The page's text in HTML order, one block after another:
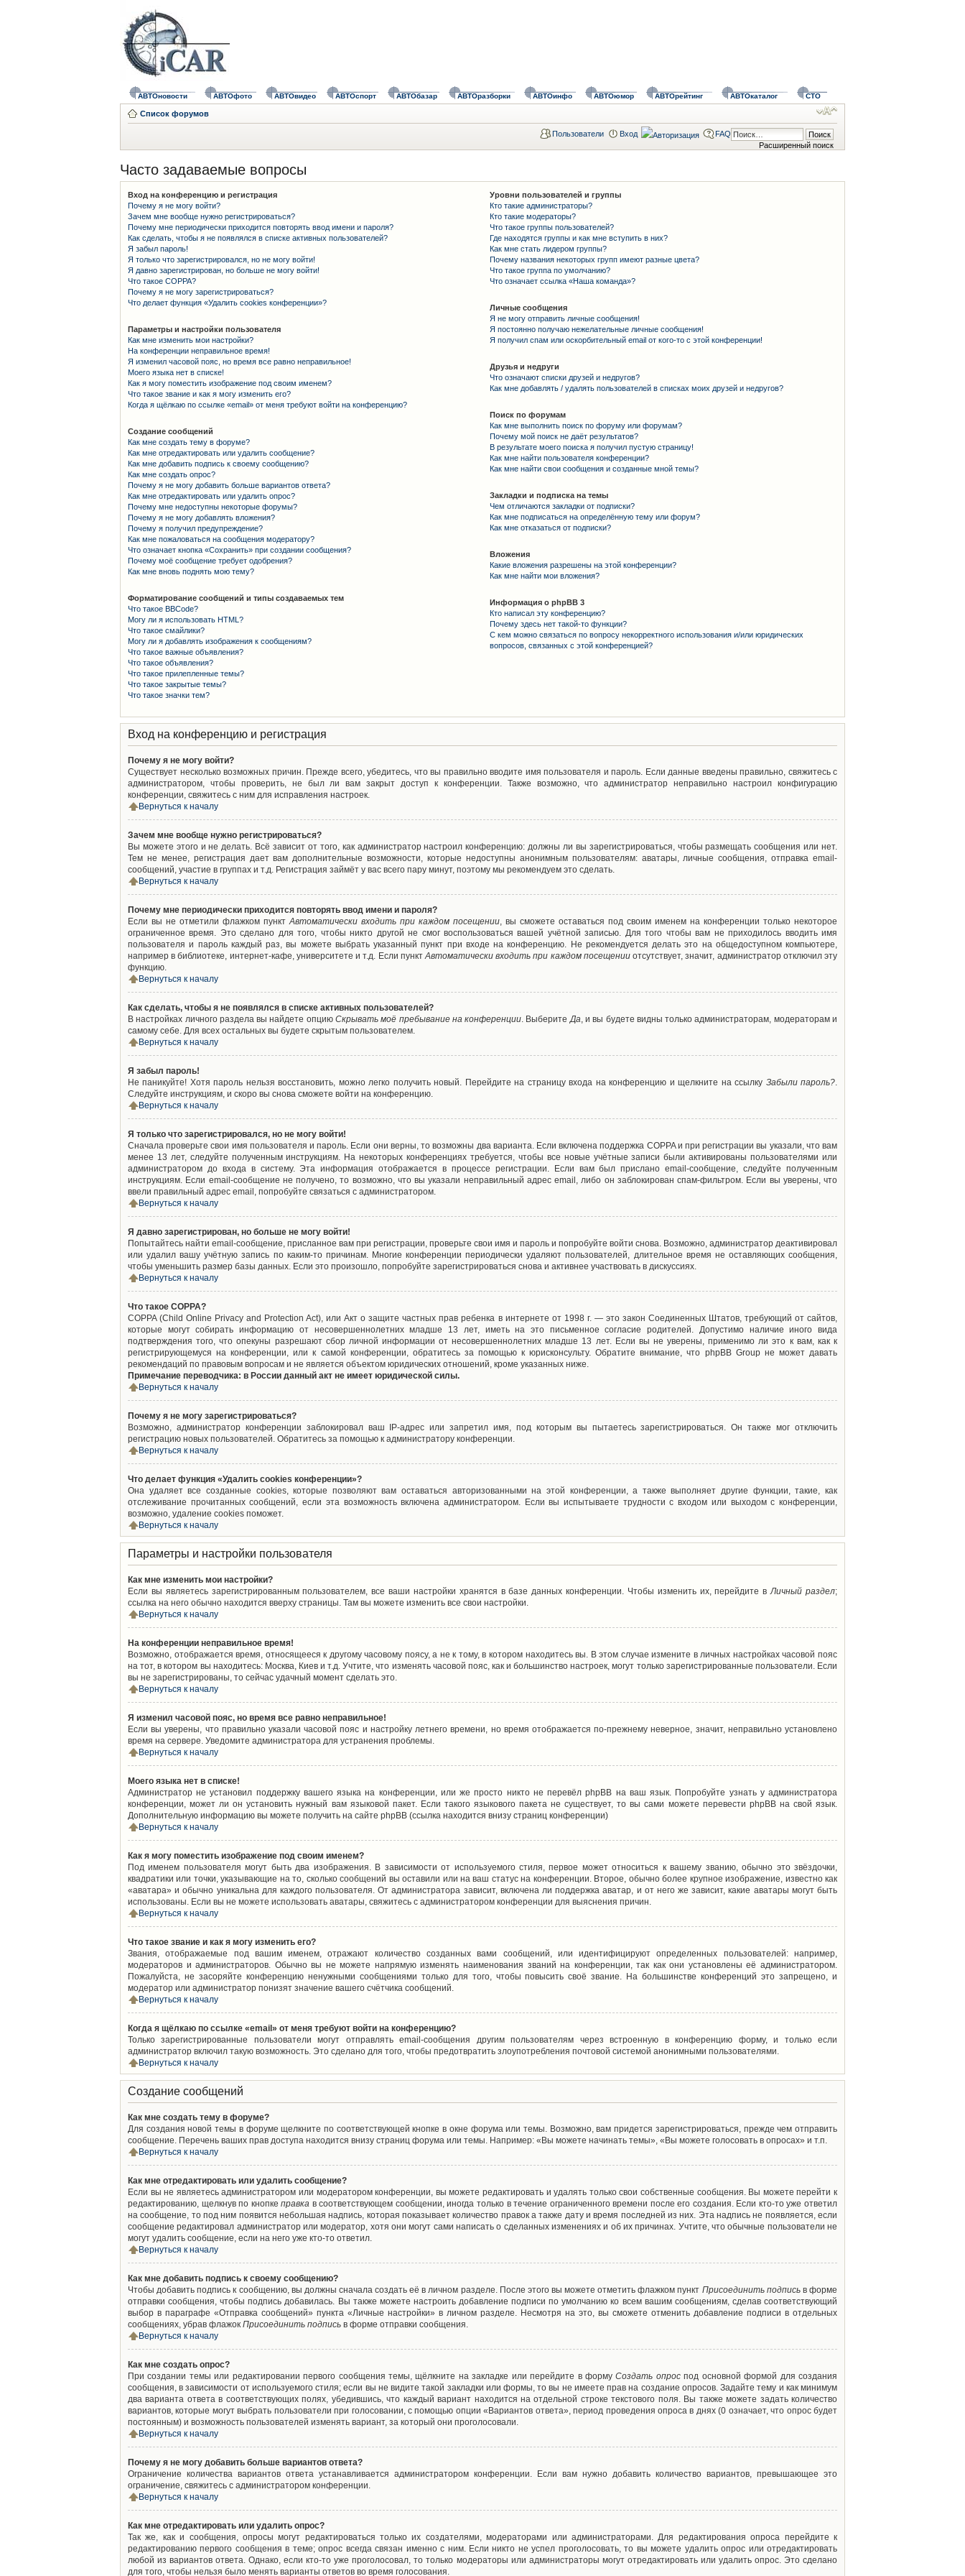
АВТОновости АВТОфото АВТОвидео АВТОспорт АВТОбазар АВТОразборки АВТОинфо АВТОюмор АВТОрейтинг АВТОкаталог СТО
Список форумов
Расширенный поиск
Пользователи Вход FAQ
Часто задаваемые вопросы
Вход на конференцию и регистрация
Почему я не могу войти?
Зачем мне вообще нужно регистрироваться?
Почему мне периодически приходится повторять ввод имени и пароля?
Как сделать, чтобы я не появлялся в списке активных пользователей?
Я забыл пароль!
Я только что зарегистрировался, но не могу войти!
Я давно зарегистрирован, но больше не могу войти!
Что такое COPPA?
Почему я не могу зарегистрироваться?
Что делает функция «Удалить cookies конференции»?
Параметры и настройки пользователя
Как мне изменить мои настройки?
На конференции неправильное время!
Я изменил часовой пояс, но время все равно неправильное!
Моего языка нет в списке!
Как я могу поместить изображение под своим именем?
Что такое звание и как я могу изменить его?
Когда я щёлкаю по ссылке «email» от меня требуют войти на конференцию?
Создание сообщений
Как мне создать тему в форуме?
Как мне отредактировать или удалить сообщение?
Как мне добавить подпись к своему сообщению?
Как мне создать опрос?
Почему я не могу добавить больше вариантов ответа?
Как мне отредактировать или удалить опрос?
Почему мне недоступны некоторые форумы?
Почему я не могу добавлять вложения?
Почему я получил предупреждение?
Как мне пожаловаться на сообщения модератору?
Что означает кнопка «Сохранить» при создании сообщения?
Почему моё сообщение требует одобрения?
Как мне вновь поднять мою тему?
Форматирование сообщений и типы создаваемых тем
Что такое BBCode?
Могу ли я использовать HTML?
Что такое смайлики?
Могу ли я добавлять изображения к сообщениям?
Что такое важные объявления?
Что такое объявления?
Что такое прилепленные темы?
Что такое закрытые темы?
Что такое значки тем?
Уровни пользователей и группы
Кто такие администраторы?
Кто такие модераторы?
Что такое группы пользователей?
Где находятся группы и как мне вступить в них?
Как мне стать лидером группы?
Почему названия некоторых групп имеют разные цвета?
Что такое группа по умолчанию?
Что означает ссылка «Наша команда»?
Личные сообщения
Я не могу отправить личные сообщения!
Я постоянно получаю нежелательные личные сообщения!
Я получил спам или оскорбительный email от кого-то с этой конференции!
Друзья и недруги
Что означают списки друзей и недругов?
Как мне добавлять / удалять пользователей в списках моих друзей и недругов?
Поиск по форумам
Как мне выполнить поиск по форуму или форумам?
Почему мой поиск не даёт результатов?
В результате моего поиска я получил пустую страницу!
Как мне найти пользователя конференции?
Как мне найти свои сообщения и созданные мной темы?
Закладки и подписка на темы
Чем отличаются закладки от подписки?
Как мне подписаться на определённую тему или форум?
Как мне отказаться от подписки?
Вложения
Какие вложения разрешены на этой конференции?
Как мне найти мои вложения?
Информация о phpBB 3
Кто написал эту конференцию?
Почему здесь нет такой-то функции?
С кем можно связаться по вопросу некорректного использования и/или юридических
вопросов, связанных с этой конференцией?
Вход на конференцию и регистрация
Почему я не могу войти?
Существует несколько возможных причин. Прежде всего, убедитесь, что вы правильно вводите имя пользователя и пароль. Если данные введены правильно, свяжитесь с
администратором, чтобы проверить, не был ли вам закрыт доступ к конференции. Также возможно, что администратор неправильно настроил конфигурацию
конференции, свяжитесь с ним для исправления настроек.
Вернуться к началу
Зачем мне вообще нужно регистрироваться?
Вы можете этого и не делать. Всё зависит от того, как администратор настроил конференцию: должны ли вы зарегистрироваться, чтобы размещать сообщения или нет.
Тем не менее, регистрация дает вам дополнительные возможности, которые недоступны анонимным пользователям: аватары, личные сообщения, отправка email-
сообщений, участие в группах и т.д. Регистрация займёт у вас всего пару минут, поэтому мы рекомендуем это сделать.
Вернуться к началу
Почему мне периодически приходится повторять ввод имени и пароля?
Если вы не отметили флажком пунктАвтоматически входить при каждом посещении, вы сможете оставаться под своим именем на конференции только некоторое
ограниченное время. Это сделано для того, чтобы никто другой не смог воспользоваться вашей учётной записью. Для того чтобы вам не приходилось вводить имя
пользователя и пароль каждый раз, вы можете выбрать указанный пункт при входе на конференцию. Не рекомендуется делать это на общедоступном компьютере,
например в библиотеке, интернет-кафе, университете и т.д. Если пунктАвтоматически входить при каждом посещенииотсутствует, значит, администратор отключил эту
функцию.
Вернуться к началу
Как сделать, чтобы я не появлялся в списке активных пользователей?
В настройках личного раздела вы найдете опцию Скрывать моё пребывание на конференции. ВыберитеДа, и вы будете видны только администраторам, модераторам и
самому себе. Для всех остальных вы будете скрытым пользователем.
Вернуться к началу
Я забыл пароль!
Не паникуйте! Хотя пароль нельзя восстановить, можно легко получить новый. Перейдите на страницу входа на конференцию и щелкните на ссылку Забыли пароль?.
Следуйте инструкциям, и скоро вы снова сможете войти на конференцию.
Вернуться к началу
Я только что зарегистрировался, но не могу войти!
Сначала проверьте свои имя пользователя и пароль. Если они верны, то возможны два варианта. Если включена поддержка COPPA и при регистрации вы указали, что вам
менее 13 лет, следуйте полученным инструкциям. На некоторых конференциях требуется, чтобы все новые учётные записи были активированы пользователями или
администратором до входа в систему. Эта информация отображается в процессе регистрации. Если вам был прислано email-сообщение, следуйте полученным
инструкциям. Если email-сообщение не получено, то возможно, что вы указали неправильный адрес email, либо он заблокирован спам-фильтром. Если вы уверены, что
ввели правильный адрес email, попробуйте связаться с администратором.
Вернуться к началу
Я давно зарегистрирован, но больше не могу войти!
Попытайтесь найти email-сообщение, присланное вам при регистрации, проверьте свои имя и пароль и попробуйте войти снова. Возможно, администратор деактивировал
или удалил вашу учётную запись по каким-то причинам. Многие конференции периодически удаляют пользователей, длительное время не оставляющих сообщения,
чтобы уменьшить размер базы данных. Если это произошло, попробуйте зарегистрироваться снова и активнее участвовать в дискуссиях.
Вернуться к началу
Что такое COPPA?
COPPA (Child Online Privacy and Protection Act), или Акт о защите частных прав ребенка в интернете от 1998 г. — это закон Соединенных Штатов, требующий от сайтов,
которые могут собирать информацию от несовершеннолетних младше 13 лет, иметь на это письменное согласие родителей. Допустимо наличие иного вида
подтверждения того, что опекуны разрешают сбор личной информации от несовершеннолетних младше 13 лет. Если вы не уверены, применимо ли это к вам, как к
регистрирующемуся на конференции, или к самой конференции, обратитесь за помощью к юрисконсульту. Обратите внимание, что phpBB Group не может давать
рекомендаций по правовым вопросам и не является объектом юридических отношений, кроме указанных ниже.
Примечание переводчика: в России данный акт не имеет юридической силы.
Вернуться к началу
Почему я не могу зарегистрироваться?
Возможно, администратор конференции заблокировал ваш IP-адрес или запретил имя, под которым вы пытаетесь зарегистрироваться. Он также мог отключить
регистрацию новых пользователей. Обратитесь за помощью к администратору конференции.
Вернуться к началу
Что делает функция «Удалить cookies конференции»?
Она удаляет все созданные cookies, которые позволяют вам оставаться авторизованными на этой конференции, а также выполняет другие функции, такие, как
отслеживание прочитанных сообщений, если эта возможность включена администратором. Если вы испытываете трудности с входом или выходом с конференции,
возможно, удаление cookies поможет.
Вернуться к началу
Параметры и настройки пользователя
Как мне изменить мои настройки?
Если вы являетесь зарегистрированным пользователем, все ваши настройки хранятся в базе данных конференции. Чтобы изменить их, перейдите вЛичный раздел;
ссылка на него обычно находится вверху страницы. Там вы можете изменить все свои настройки.
Вернуться к началу
На конференции неправильное время!
Возможно, отображается время, относящееся к другому часовому поясу, а не к тому, в котором находитесь вы. В этом случае измените в личных настройках часовой пояс
на тот, в котором вы находитесь: Москва, Киев и т.д. Учтите, что изменять часовой пояс, как и большинство настроек, могут только зарегистрированные пользователи. Если
вы не зарегистрированы, то сейчас удачный момент сделать это.
Вернуться к началу
Я изменил часовой пояс, но время все равно неправильное!
Если вы уверены, что правильно указали часовой пояс и настройку летнего времени, но время отображается по-прежнему неверное, значит, неправильно установлено
время на сервере. Уведомите администратора для устранения проблемы.
Вернуться к началу
Моего языка нет в списке!
Администратор не установил поддержку вашего языка на конференции, или же просто никто не перевёл phpBB на ваш язык. Попробуйте узнать у администратора
конференции, может ли он установить нужный вам языковой пакет. Если такого языкового пакета не существует, то вы сами можете перевести phpBB на свой язык.
Дополнительную информацию вы можете получить на сайте phpBB (ссылка находится внизу страниц конференции)
Вернуться к началу
Как я могу поместить изображение под своим именем?
Под именем пользователя могут быть два изображения. В зависимости от используемого стиля, первое может относиться к вашему званию, обычно это звёздочки,
квадратики или точки, указывающие на то, сколько сообщений вы оставили или на ваш статус на конференции. Второе, обычно более крупное изображение, известно как
«аватара» и обычно уникальна для каждого пользователя. От администратора зависит, включена ли поддержка аватар, и от него же зависит, какие аватары могут быть
использованы. Если вы не можете использовать аватары, свяжитесь с администратором конференции для выяснения причин.
Вернуться к началу
Что такое звание и как я могу изменить его?
Звания, отображаемые под вашим именем, отражают количество созданных вами сообщений, или идентифицируют определенных пользователей: например,
модераторов и администраторов. Обычно вы не можете напрямую изменять наименования званий на конференции, так как они установлены её администратором.
Пожалуйста, не засоряйте конференцию ненужными сообщениями только для того, чтобы повысить своё звание. На большинстве конференций это запрещено, и
модератор или администратор понизят значение вашего счётчика сообщений.
Вернуться к началу
Когда я щёлкаю по ссылке «email» от меня требуют войти на конференцию?
Только зарегистрированные пользователи могут отправлять email-сообщения другим пользователям через встроенную в конференцию форму, и только если
администратор включил такую возможность. Это сделано для того, чтобы предотвратить злоупотребления почтовой системой анонимными пользователями.
Вернуться к началу
Создание сообщений
Как мне создать тему в форуме?
Для создания новой темы в форуме щелкните по соответствующей кнопке в окне форума или темы. Возможно, вам придется зарегистрироваться, прежде чем отправить
сообщение. Перечень ваших прав доступа находится внизу страниц форума или темы. Например: «Вы можете начинать темы», «Вы можете голосовать в опросах» и т.п.
Вернуться к началу
Как мне отредактировать или удалить сообщение?
Если вы не являетесь администратором или модератором конференции, вы можете редактировать и удалять только свои собственные сообщения. Вы можете перейти к
редактированию, щелкнув по кнопкеправка в соответствующем сообщении, иногда только в течение ограниченного времени после его создания. Если кто-то уже ответил
на сообщение, то под ним появится небольшая надпись, которая показывает количество правок а также дату и время последней из них. Эта надпись не появляется, если
сообщение редактировал администратор или модератор, хотя они могут сами написать о сделанных изменениях и об их причинах. Учтите, что обычные пользователи не
могут удалить сообщение, если на него уже кто-то ответил.
Вернуться к началу
Как мне добавить подпись к своему сообщению?
Чтобы добавить подпись к сообщению, вы должны сначала создать её в личном разделе. После этого вы можете отметить флажком пункт Присоединить подписьв форме
отправки сообщения, чтобы подпись добавилась. Вы также можете настроить добавление подписи по умолчанию ко всем вашим сообщениям, сделав соответствующий
выбор в параграфе «Отправка сообщений» пункта «Личные настройки» в личном разделе. Несмотря на это, вы сможете отменить добавление подписи в отдельных
сообщениях, убрав флажок Присоединить подпись в форме отправки сообщения.
Вернуться к началу
Как мне создать опрос?
При создании темы или редактировании первого сообщения темы, щёлкните на закладке или перейдите в формуСоздать опроспод основной формой для создания
сообщения, в зависимости от используемого стиля; если вы не видите такой закладки или формы, то вы не имеете прав на создание опросов. Задайте тему и как минимум
два варианта ответа в соответствующих полях, убедившись, что каждый вариант находится на отдельной строке текстового поля. Вы также можете задать количество
вариантов, которые могут выбрать пользователи при голосовании, с помощью опции «Вариантов ответа», период проведения опроса в днях (0 означает, что опрос будет
постоянным) и возможность пользователей изменять вариант, за который они проголосовали.
Вернуться к началу
Почему я не могу добавить больше вариантов ответа?
Ограничение количества вариантов ответа устанавливается администратором конференции. Если вам нужно добавить количество вариантов, превышающее это
ограничение, свяжитесь с администратором конференции.
Вернуться к началу
Как мне отредактировать или удалить опрос?
Так же, как и сообщения, опросы могут редактироваться только их создателями, модераторами или администраторами. Для редактирования опроса перейдите к
редактированию первого сообщения в теме; опрос всегда связан именно с ним. Если никто не успел проголосовать, то вы можете удалить опрос или отредактировать
любой из вариантов ответа. Однако, если кто-то уже проголосовал, то только модераторы или администраторы могут отредактировать или удалить опрос. Это сделано
для того, чтобы нельзя было менять варианты ответов во время голосования.